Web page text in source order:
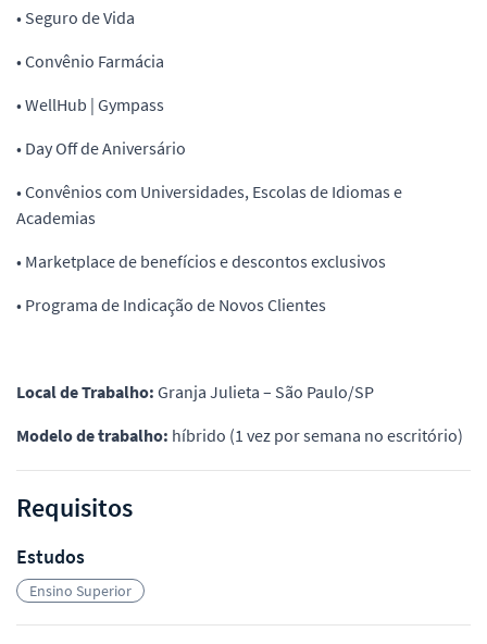
• Seguro de Vida
• Convênio Farmácia
• WellHub | Gympass
• Day Off de Aniversário
• Convênios com Universidades, Escolas de Idiomas e
Academias
• Marketplace de benefícios e descontos exclusivos
• Programa de Indicação de Novos Clientes
Local de Trabalho: Granja Julieta – São Paulo/SP
Modelo de trabalho: híbrido (1 vez por semana no escritório)
Requisitos
Estudos
Ensino Superior